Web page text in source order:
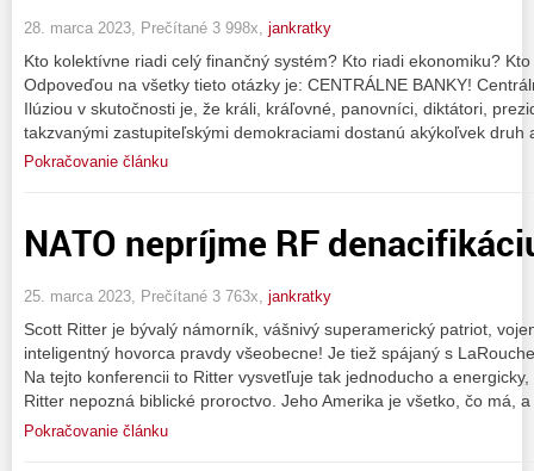
28. marca 2023, Prečítané 3 998x, jankratky
Kto kolektívne riadi celý finančný systém? Kto riadi ekonomiku?
Odpoveďou na všetky tieto otázky je: CENTRÁLNE BANKY!
Ilúziou v skutočnosti je, že králi, kráľovné, panovníci, diktátori,
takzvanými zastupiteľskými demokraciami dostanú akýkoľvek
Pokračovanie článku
NATO nepríjme RF
25. marca 2023, Prečítané 3 763x, jankratky
Scott Ritter je bývalý námorník, vášnivý superamerický patriot,
inteligentný hovorca pravdy všeobecne! Je tiež spájaný s
Na tejto konferencii to Ritter vysvetľuje tak jednoducho a
Ritter nepozná biblické proroctvo. Jeho Amerika je všetko, čo má,
Pokračovanie článku